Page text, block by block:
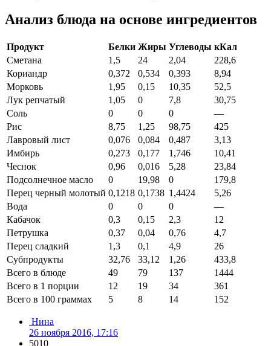
Анализ блюда на основе ингредиентов
Продукт Белки Жиры Углеводы кКал
Сметана
1,5 24 2,04
228,6
Кориандр
0,372 0,534 0,393
8,94
Морковь
1,95 0,15 10,35
52,5
Лук репчатый
1,05 0 7,8
30,75
Соль
0 0 0
—
Рис
8,75 1,25 98,75
425
Лавровый лист
0,076 0,084 0,487
3,13
Имбирь
0,273 0,177 1,746
10,41
Чеснок
0,96 0,016 5,28
23,84
Подсолнечное масло
0 19,98 0
179,8
Перец черный молотый 0,1218 0,1738 1,4424
5,26
Вода
0 0 0
—
Кабачок
0,3 0,15 2,3
12
Петрушка
0,37 0,04 0,76
4,7
Перец сладкий
1,3 0,1 4,9
26
Субпродукты
32,76 33,12 1,26
433,8
Всего в блюде
49 79 137
1444
Всего в 1 порции
12 19 34
361
Всего в 100 граммах
5 8 14 152
Нина
26 ноября 2016, 17:16
5010